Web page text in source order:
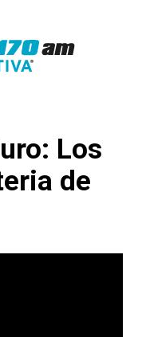
Los
de